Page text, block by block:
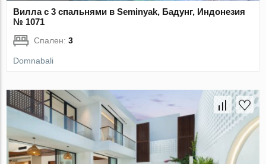
Вилла с 3 спальнями в Seminyak, Бадунг, Индонезия
№ 1071
Спален:3
Domnabali